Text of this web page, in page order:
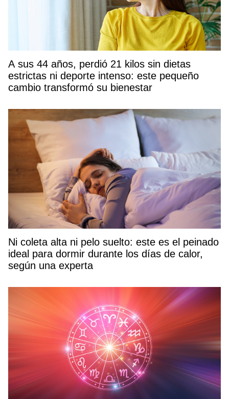
A sus 44 años, perdió 21 kilos sin dietas
estrictas ni deporte intenso: este pequeño
cambio transformó su bienestar
Ni coleta alta ni pelo suelto: este es el peinado
ideal para dormir durante los días de calor,
según una experta